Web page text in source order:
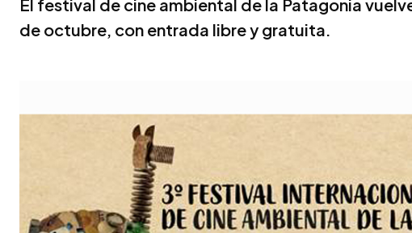
El festival de cine ambiental de la Patagonia
de octubre, con entrada libre y gratuita.